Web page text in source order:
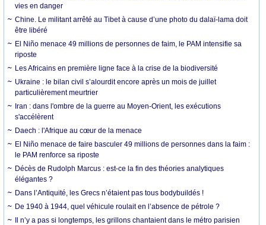
vies en danger
Chine. Le militant arrêté au Tibet à cause d’une photo du dalaï-lama doit
être libéré
El Niño menace 49 millions de personnes de faim, le PAM intensifie sa
riposte
Les Africains en première ligne face à la crise de la biodiversité
Ukraine : le bilan civil s’alourdit encore après un mois de juillet
particulièrement meurtrier
Iran : dans l'ombre de la guerre au Moyen-Orient, les exécutions
s'accélèrent
Daech : l'Afrique au cœur de la menace
El Niño menace de faire basculer 49 millions de personnes dans la faim :
le PAM renforce sa riposte
Décès de Rudolph Marcus : est-ce la fin des théories analytiques
élégantes ?
Dans l’Antiquité, les Grecs n’étaient pas tous bodybuildés !
De 1940 à 1944, quel véhicule roulait en l’absence de pétrole ?
Il n’y a pas si longtemps, les grillons chantaient dans le métro parisien